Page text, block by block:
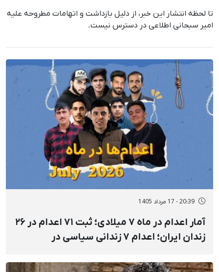
تا لحظه انتشار این خبر، از دلیل بازداشت و اتهامات مطروحه علیه
امیر سبحانی اطلاعی در دسترس نیست.
20:39 - 17 مرداد 1405
آمار اعدام در ماه ۷ میلادی؛ ثبت ۷۱ اعدام در ۲۶
زندان ایران؛ اعدام ۷ زندانی سیاسی در